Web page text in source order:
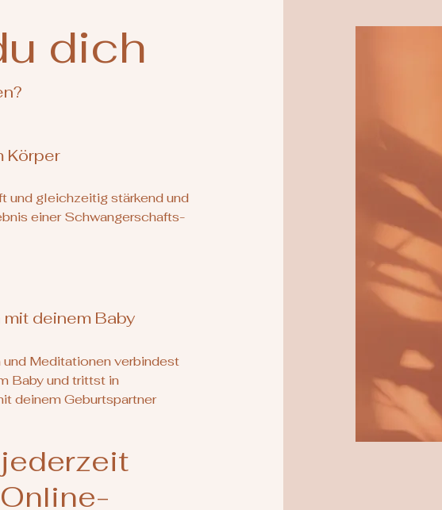
dich
Körper
und gleichzeitig stärkend und
einer Schwangerschafts-
deinem Baby
und Meditationen verbindest
Baby und trittst in
deinem Geburtspartner